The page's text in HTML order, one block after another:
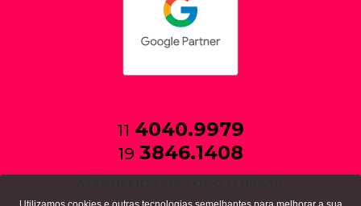
11 4040.9979
19 3846.1408